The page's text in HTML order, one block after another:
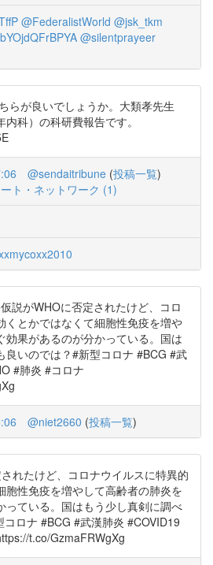
@FederalistWorld @jsk_tkm
@silentprayeer
らが良いでしょうか。大類孝先生
内科）の科研費報告です。
@sendaitribune (投稿一覧)
ト・ネットワーク (1)
説がWHOに否定されたけど、コロ
くとかではなくて細胞性免疫を増や
効果があるのが分かっている。国は
良いのでは？#新型コロナ #BCG #武
#肺炎 #コロナ
@niet2660 (投稿一覧)
れたけど、コロナウイルスに特異的
胞性免疫を増やして高齢者の肺炎を
っている。国はもう少し真剣に調べ
ロナ #BCG #武漢肺炎 #COVID19
t.co/GzmaFRWgXg